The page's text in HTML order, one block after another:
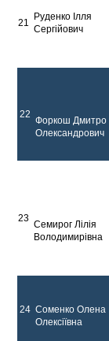
21
Руденко Ілля
Сергійович
22
Форкош Дмитро
Олександрович
23
Семирог Лілія
Володимирівна
24 Соменко Олена
Олексіївна